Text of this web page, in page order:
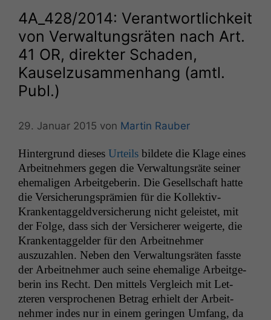
4A_428/2014: Verantwortlichkeit
von Verwaltungsräten nach Art.
41 OR, direkter Schaden,
Kauselzusammenhang (amtl.
Publ.)
29. Januar 2015 von Martin Rauber
Hin­ter­grund dieses Urteils bildete die Klage eines
Arbeit­nehmers gegen die Ver­wal­tungsräte sein­er
ehe­ma­li­gen Arbeit­ge­berin. Die Gesellschaft hat­te
die Ver­sicherung­sprämien für die Kollek­tiv-
Kranken­taggeld­ver­sicherung nicht geleis­tet, mit
der Folge, dass sich der Ver­sicher­er weigerte, die
Kranken­taggelder für den Arbeit­nehmer
auszuzahlen. Neben den Ver­wal­tungsräten fasste
der Arbeit­nehmer auch seine ehe­ma­lige Arbeit­ge­
berin ins Recht. Den mit­tels Ver­gle­ich mit Let­
zteren ver­sproch­enen Betrag erhielt der Arbeit­
nehmer indes nur in einem gerin­gen Umfang, da